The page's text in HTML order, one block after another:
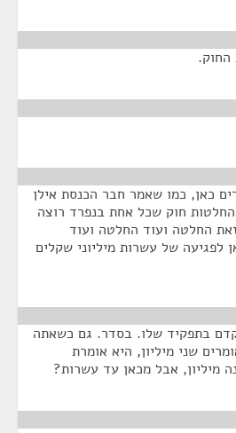
כאן, כמו שאמר חבר הכנסת אילן
חוק שכל אחת בנפרד רוצה
החלטה ועוד החלטה ועוד
לפגיעה של עשרות מיליוני שקלים
בתפקיד שלו. בסדר. גם כשאתה
שני מיליון, היא אומרת
מיליון, אבל מכאן עד עשרות?